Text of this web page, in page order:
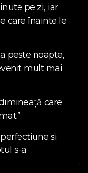
pe zi, iar
care înainte le
peste noapte,
mult mai
care
și
s-a